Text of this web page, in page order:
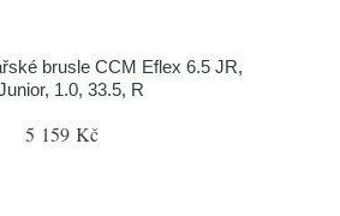
brusle CCM Eflex 6.5 JR,
1.0, 33.5, R
5 159 Kč